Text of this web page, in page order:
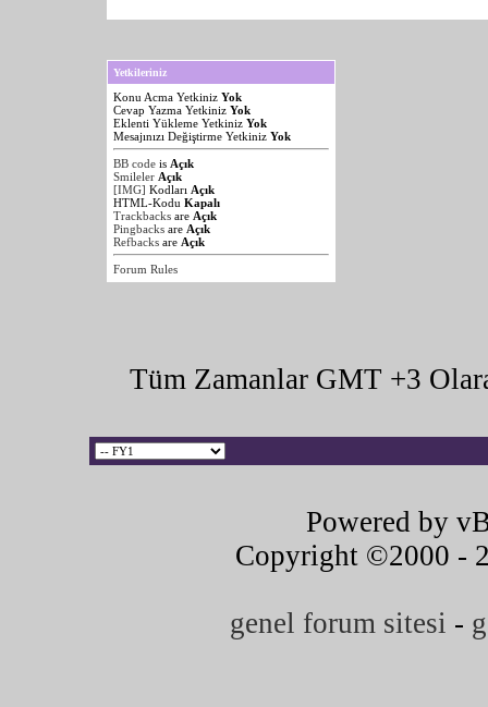
Yetkileriniz
Konu Acma Yetkiniz Yok
Cevap Yazma Yetkiniz Yok
Eklenti Yükleme Yetkiniz Yok
Mesajınızı Değiştirme Yetkiniz Yok
BB code is Açık
Smileler Açık
[IMG] Kodları Açık
HTML-Kodu Kapalı
Trackbacks are Açık
Pingbacks are Açık
Refbacks are Açık
Forum Rules
Tüm Zamanlar GMT +3
Powered by
Copyright ©2000 -
genel forum sitesi -